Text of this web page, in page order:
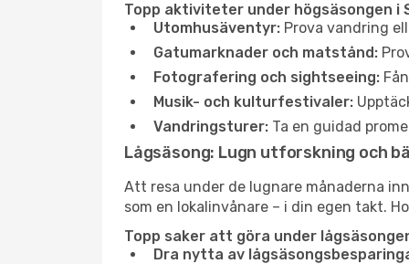
Topp aktiviteter under högsäsongen i
Utomhusäventyr: Prova vandring
Gatumarknader och matstånd:
Fotografering och sightseeing:
Musik- och kulturfestivaler:
Vandringsturer: Ta en guidad
Lågsäsong: Lugn utforskning och
Att resa under de lugnare månaderna
som en lokalinvånare – i din egen takt.
Topp saker att göra under
Dra nytta av